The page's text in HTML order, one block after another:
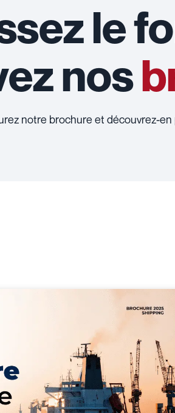
le
nos
notre brochure et découvrez-en